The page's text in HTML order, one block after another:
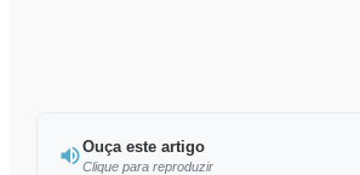
Ouça este artigo
Clique para reproduzir